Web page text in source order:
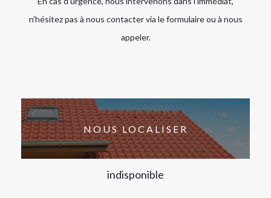
n’hésitez pas à nous contacter via le formulaire ou à nous
appeler.
NOUS LOCALISER
indisponible